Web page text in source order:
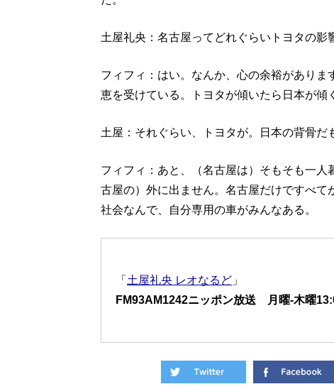
土屋礼央：名古屋ってどれぐらいトヨタの影
フィフィ：はい。なんか、心の余裕があり
恵を受けている。トヨタが傾いたら日本が傾
土屋：それぐらい、トヨタが。日本の背骨だ
フィフィ：あと、（名古屋は）そもそも一
古屋の）外に出ません。名古屋だけですべ
社会なんで、自分専用の車がみんなある。
「 土屋礼央 レオなるど 」
FM93AM1242ニッポン放送 月曜-木曜